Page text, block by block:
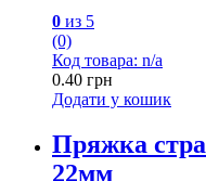
0 из 5
(0)
Код товара: n/a
0.40 грн
Додати у кошик
Пряжка
22мм